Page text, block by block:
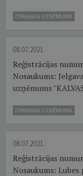
IZMAIŅAS UZŅĒMUMĀ
08.07.2021.
Reģistrācijas
Nosaukums:
uzņēmums
IZMAIŅAS UZŅĒMUMĀ
08.07.2021.
Reģistrācijas
Nosaukums: